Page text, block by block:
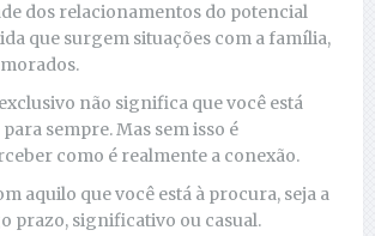
dos relacionamentos do potencial
que surgem situações com a família,
não significa que você está
sempre. Mas sem isso é
como é realmente a conexão.
aquilo que você está à procura, seja a
prazo, significativo ou casual.